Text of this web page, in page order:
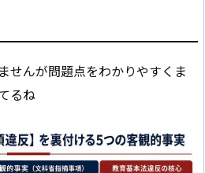
せんが問題点をわかりやすくま
るね